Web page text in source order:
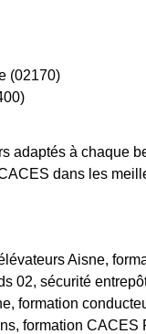
(02170)
adaptés à chaque
dans les
Aisne,
02, sécurité
formation
formation